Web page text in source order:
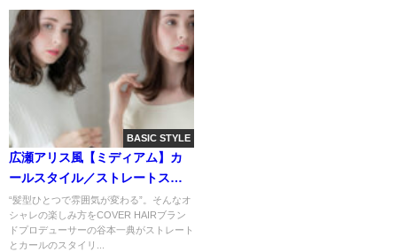
BASIC STYLE
広瀬アリス風【ミディアム】カ
ールスタイル／ストレートスタ
イル
“髪型ひとつで雰囲気が変わる”。そんなオ
シャレの楽しみ方をCOVER HAIRブラン
ドプロデューサーの谷本一典がストレート
とカールのスタイリ...